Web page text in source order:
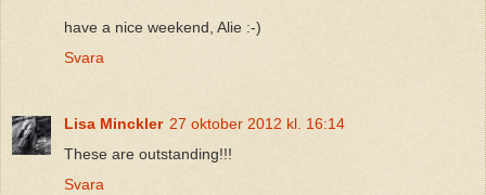
have a nice weekend, Alie :-)
Svara
Lisa Minckler 27 oktober 2012 kl. 16:14
These are outstanding!!!
Svara